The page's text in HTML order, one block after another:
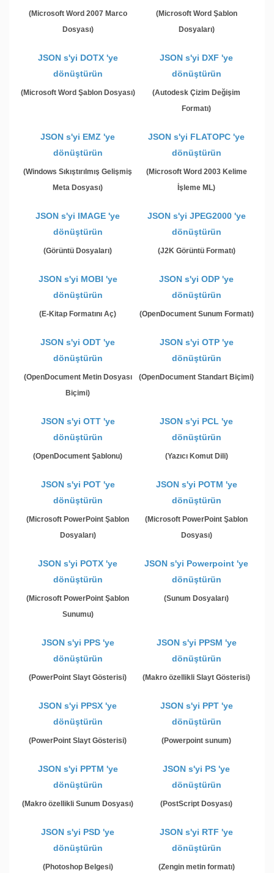
(Microsoft Word 2007 Marco
Dosyası)
(Microsoft Word Şablon
Dosyaları)
JSON s'yi DOTX 'ye
dönüştürün
(Microsoft Word Şablon Dosyası)
JSON s'yi DXF 'ye
dönüştürün
(Autodesk Çizim Değişim
Formatı)
JSON s'yi EMZ 'ye
dönüştürün
(Windows Sıkıştırılmış Gelişmiş
Meta Dosyası)
JSON s'yi FLATOPC 'ye
dönüştürün
(Microsoft Word 2003 Kelime
İşleme ML)
JSON s'yi IMAGE 'ye
dönüştürün
(Görüntü Dosyaları)
JSON s'yi JPEG2000 'ye
dönüştürün
(J2K Görüntü Formatı)
JSON s'yi MOBI 'ye
dönüştürün
(E-Kitap Formatını Aç)
JSON s'yi ODP 'ye
dönüştürün
(OpenDocument Sunum Formatı)
JSON s'yi ODT 'ye
dönüştürün
(OpenDocument Metin Dosyası
Biçimi)
JSON s'yi OTP 'ye
dönüştürün
(OpenDocument Standart Biçimi)
JSON s'yi OTT 'ye
dönüştürün
(OpenDocument Şablonu)
JSON s'yi PCL 'ye
dönüştürün
(Yazıcı Komut Dili)
JSON s'yi POT 'ye
dönüştürün
(Microsoft PowerPoint Şablon
Dosyaları)
JSON s'yi POTM 'ye
dönüştürün
(Microsoft PowerPoint Şablon
Dosyası)
JSON s'yi POTX 'ye
dönüştürün
(Microsoft PowerPoint Şablon
Sunumu)
JSON s'yi Powerpoint 'ye
dönüştürün
(Sunum Dosyaları)
JSON s'yi PPS 'ye
dönüştürün
(PowerPoint Slayt Gösterisi)
JSON s'yi PPSM 'ye
dönüştürün
(Makro özellikli Slayt Gösterisi)
JSON s'yi PPSX 'ye
dönüştürün
(PowerPoint Slayt Gösterisi)
JSON s'yi PPT 'ye
dönüştürün
(Powerpoint sunum)
JSON s'yi PPTM 'ye
dönüştürün
(Makro özellikli Sunum Dosyası)
JSON s'yi PS 'ye
dönüştürün
(PostScript Dosyası)
JSON s'yi PSD 'ye
dönüştürün
(Photoshop Belgesi)
JSON s'yi RTF 'ye
dönüştürün
(Zengin metin formatı)